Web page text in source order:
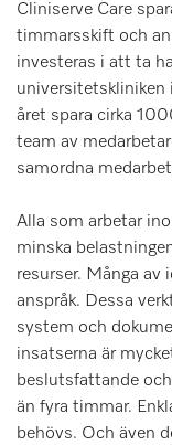
Cliniserve Care
timmarsskift och
investeras i att ta
universitetskliniken
året spara cirka
team av
samordna
Alla som arbetar
minska
resurser. Många av
anspråk. Dessa
system och
insatserna är
beslutsfattande
än fyra timmar.
behövs. Och även